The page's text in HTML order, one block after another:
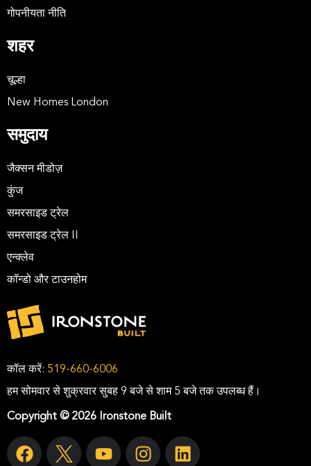
गोपनीयता नीति
शहर
चूल्हा
New Homes London
समुदाय
जैक्सन मीडोज़
कुंज
समरसाइड ट्रेल
समरसाइड ट्रेल II
एन्क्लेव
कॉन्डो और टाउनहोम
कॉल करें: 519-660-6006
हम सोमवार से शुक्रवार सुबह 9 बजे से शाम 5 बजे तक उपलब्ध हैं।
Copyright © 2026 Ironstone Built